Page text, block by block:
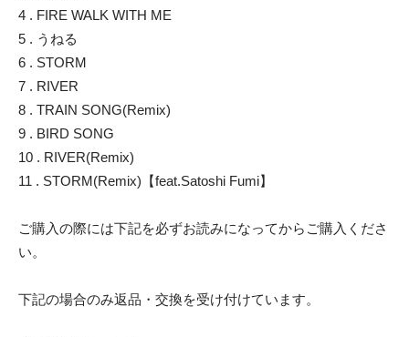
4 . FIRE WALK WITH ME
5 . うねる
6 . STORM
7 . RIVER
8 . TRAIN SONG(Remix)
9 . BIRD SONG
10 . RIVER(Remix)
11 . STORM(Remix)【feat.Satoshi Fumi】
ご購入の際には下記を必ずお読みになってからご購入くださ
い。
下記の場合のみ返品・交換を受け付けています。